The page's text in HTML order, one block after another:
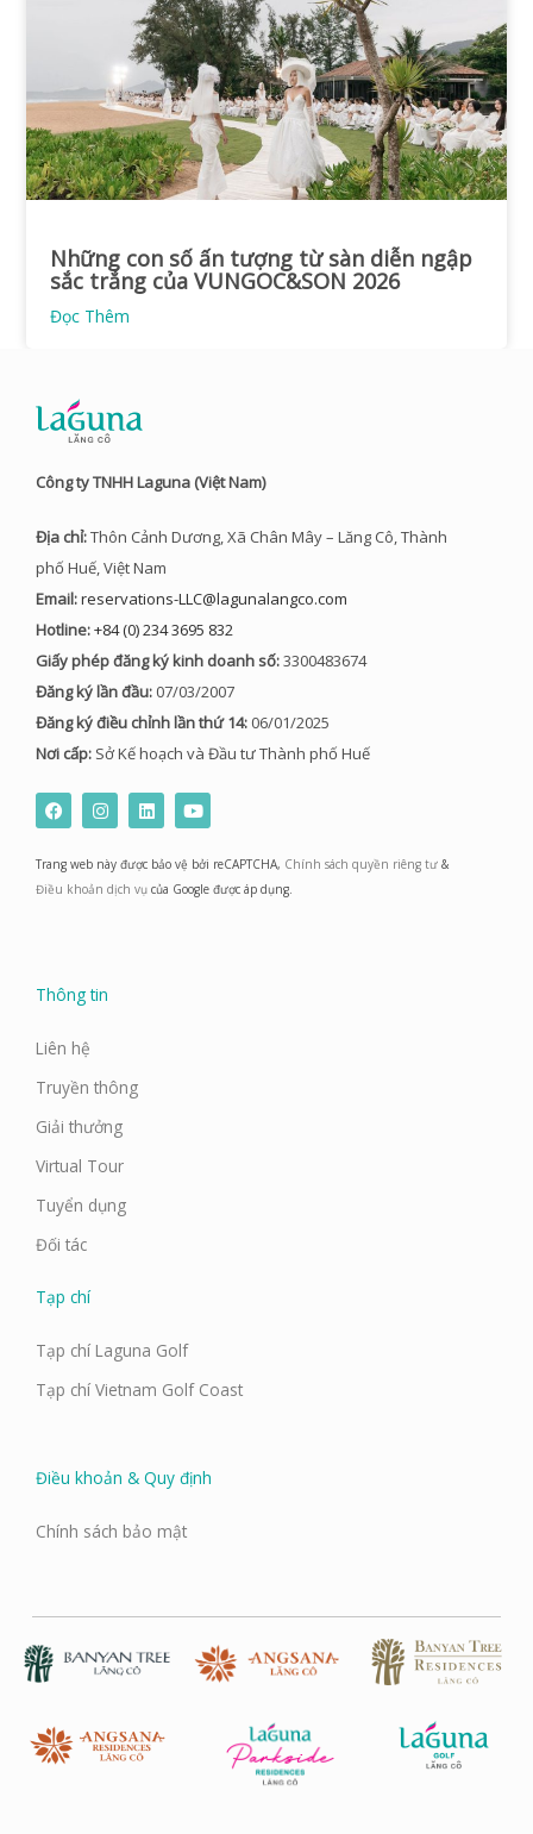
Những con số ấn tượng từ sàn diễn ngập
sắc trắng của VUNGOC&SON 2026
Đọc Thêm
Công ty TNHH Laguna (Việt Nam)
Địa chỉ:Thôn Cảnh Dương, Xã Chân Mây – Lăng Cô, Thành
phố Huế, Việt Nam
Email:reservations-LLC@lagunalangco.com
Hotline:+84 (0) 234 3695 832
Giấy phép đăng ký kinh doanh số:3300483674
Đăng ký lần đầu: 07/03/2007
Đăng ký điều chỉnh lần thứ 14: 06/01/2025
Nơi cấp: Sở Kế hoạch và Đầu tư Thành phố Huế
F
a
c
b
o
I
n
s
a
g
L
i
n
k
e
d
Y
o
u
t
u
b
Trang web này được bảo vệ bởi reCAPTCHA, Chính sách quyền riêng tư &
Điều khoản dịch vụ của Google được áp dụng.
Thông tin
Liên hệ
Truyền thông
Giải thưởng
Virtual Tour
Tuyển dụng
Đối tác
Tạp chí
Tạp chí Laguna Golf
Tạp chí Vietnam Golf Coast
Điều khoản & Quy định
Chính sách bảo mật